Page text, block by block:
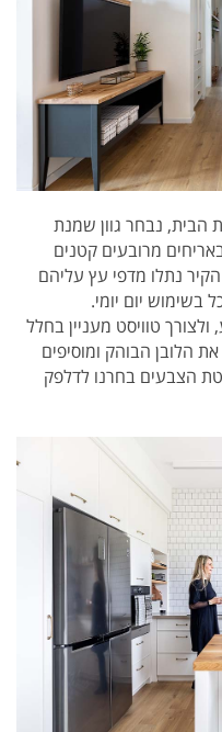
הבית, נבחר גוון שמנת
מרובעים קטנים
נתלו מדפי עץ עליהם
בשימוש יום יומי.
טוויסט מעניין בחלל
הלובן הבוהק ומוסיפים
הצבעים בחרנו לדלפק